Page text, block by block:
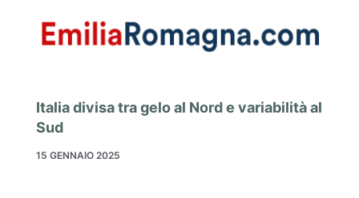
Italia divisa tra gelo al Nord e variabilità al
Sud
15 GENNAIO 2025